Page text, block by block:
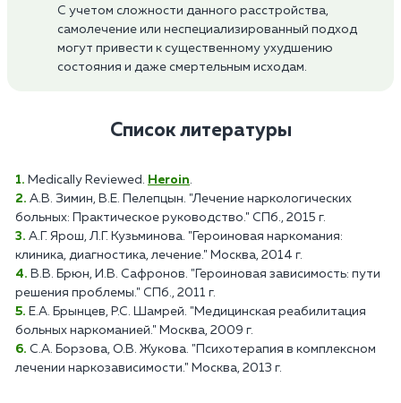
С учетом сложности данного расстройства,
самолечение или неспециализированный подход
могут привести к существенному ухудшению
состояния и даже смертельным исходам.
Список литературы
Medically Reviewed. Heroin.
А.В. Зимин, В.Е. Пелепцын. "Лечение наркологических
больных: Практическое руководство." СПб., 2015 г.
А.Г. Ярош, Л.Г. Кузьминова. "Героиновая наркомания:
клиника, диагностика, лечение." Москва, 2014 г.
В.В. Брюн, И.В. Сафронов. "Героиновая зависимость: пути
решения проблемы." СПб., 2011 г.
Е.А. Брынцев, Р.С. Шамрей. "Медицинская реабилитация
больных наркоманией." Москва, 2009 г.
С.А. Борзова, О.В. Жукова. "Психотерапия в комплексном
лечении наркозависимости." Москва, 2013 г.